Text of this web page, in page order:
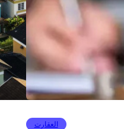
العقارت